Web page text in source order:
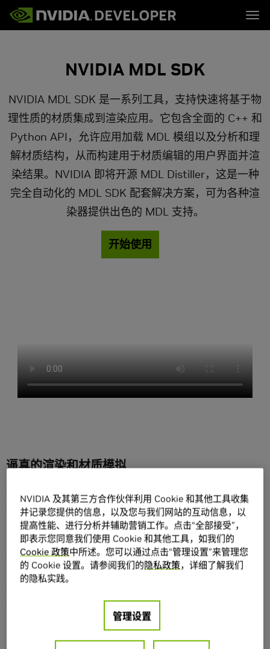
下载
培训
NVIDIA MDL SDK
NVIDIA MDL SDK 是一系列工具，支持快速将基于物
理性质的材质集成到渲染应用。它包含全面的 C++ 和
Python API，允许应用加载 MDL 模组以及分析和理
解材质结构，从而构建用于材质编辑的用户界面并渲
染结果。NVIDIA 即将开源 MDL Distiller，这是一种
完全自动化的 MDL SDK 配套解决方案，可为各种渲
染器提供出色的 MDL 支持。
开始使用
逼真的渲染和材质模拟
是通过降低材质复杂性来提高性能，而其他渲染器则无法做到。
渲染器算法独立性
从基础 OpenGL 光栅化程序到高级光传输模拟，解锁渲染算法所
NVIDIA 及其第三方合作伙伴利用 Cookie 和其他工具收集
并记录您提供的信息，以及您与我们网站的互动信息，以
提高性能、进行分析并辅助营销工作。点击“全部接受”，
即表示您同意我们使用 Cookie 和其他工具，如我们的
Cookie 政策中所述。您可以通过点击“管理设置”来管理您
的 Cookie 设置。请参阅我们的隐私政策，详细了解我们
的隐私实践。
管理设置